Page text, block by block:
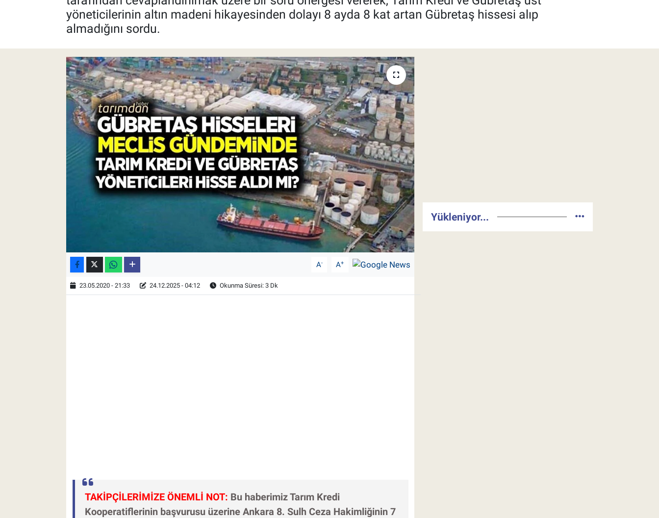
yöneticilerinin altın madeni hikayesinden dolayı 8 ayda 8 kat artan Gübretaş hissesi alıp
almadığını sordu.
A- A+
23.05.2020 - 21:33 24.12.2025 - 04:12 Okunma Süresi: 3 Dk
TAKİPÇİLERİMİZE ÖNEMLİ NOT: Bu haberimiz Tarım Kredi
Kooperatiflerinin başvurusu üzerine Ankara 8. Sulh Ceza Hakimliğinin 7
Yükleniyor...
Pankobirlik
Tarım Bilgisi
Yetiştirici Soruyor
Dünyada Tarım
Şeker ve Şekerli Mamüller
Tahıllar ve Baklagiller